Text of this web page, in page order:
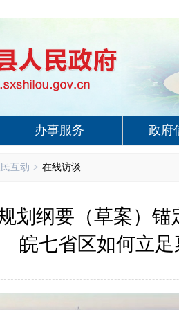
办事服务 政府
互动 > 在线访谈
划纲要（草案）
皖七省区如何立